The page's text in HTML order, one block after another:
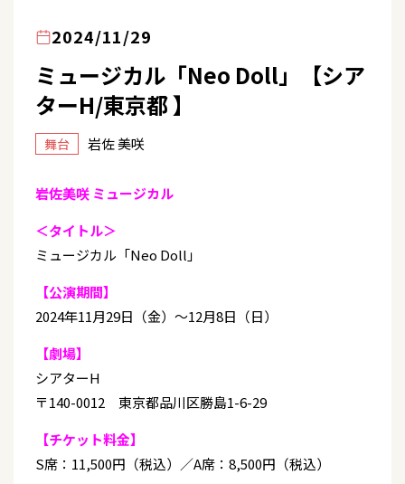
2024/11/29
ミュージカル「Neo Doll」【シア
ターH/東京都 】
舞台 岩佐 美咲
岩佐美咲 ミュージカル
＜タイトル＞
ミュージカル「Neo Doll」
【公演期間】
2024年11月29日（金）～12月8日（日）
【劇場】
シアターH
〒140-0012 東京都品川区勝島1-6-29
【チケット料金】
S席：11,500円（税込）／A席：8,500円（税込）